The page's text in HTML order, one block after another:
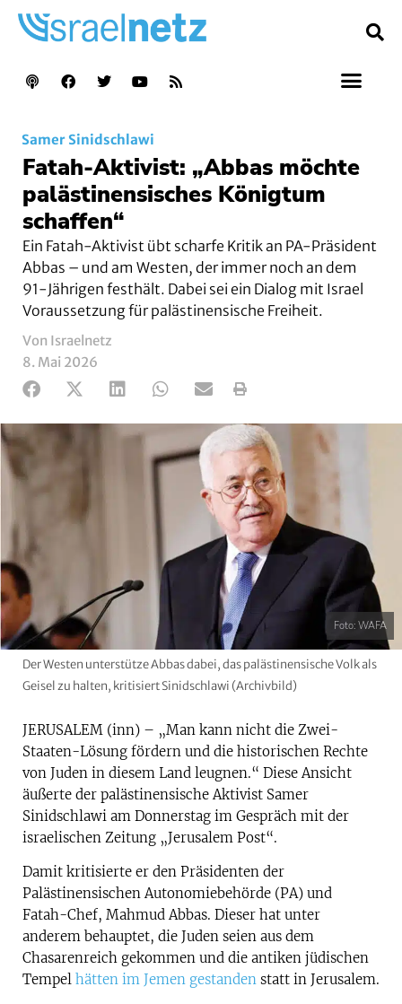
Samer Sinidschlawi
Fatah-Aktivist: „Abbas möchte
palästinensisches Königtum
schaffen“
Ein Fatah-Aktivist übt scharfe Kritik an PA-Präsident
Abbas – und am Westen, der immer noch an dem
91-Jährigen festhält. Dabei sei ein Dialog mit Israel
Voraussetzung für palästinensische Freiheit.
Von Israelnetz
8. Mai 2026
Foto: WAFA
Der Westen unterstütze Abbas dabei, das palästinensische Volk als
Geisel zu halten, kritisiert Sinidschlawi (Archivbild)
JERUSALEM (inn) – „Man kann nicht die Zwei-
Staaten-Lösung fördern und die historischen Rechte
von Juden in diesem Land leugnen.“ Diese Ansicht
äußerte der palästinensische Aktivist Samer
Sinidschlawi am Donnerstag im Gespräch mit der
israelischen Zeitung „Jerusalem Post“.
Damit kritisierte er den Präsidenten der
Palästinensischen Autonomiebehörde (PA) und
Fatah-Chef, Mahmud Abbas. Dieser hat unter
anderem behauptet, die Juden seien aus dem
Chasarenreich gekommen und die antiken jüdischen
Tempel hätten im Jemen gestanden statt in Jerusalem.